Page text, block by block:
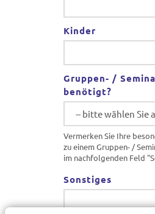
Kinder
Gruppen- /
benötigt?
Vermerken Sie Ihre
zu einem Gruppen- /
im nachfolgenden Feld
Sonstiges